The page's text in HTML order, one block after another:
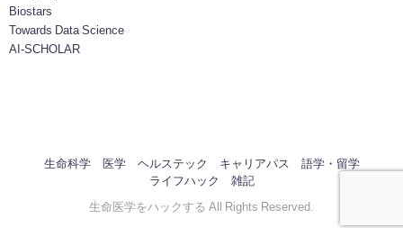
Biostars
Towards Data Science
AI-SCHOLAR
生命科学 医学 ヘルステック キャリアパス
語学・留学
ライフハック
雑記
生命医学をハックする All Rights Reserved.